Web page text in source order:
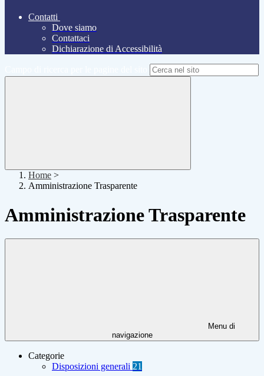
Contatti
Dove siamo
Contattaci
Dichiarazione di Accessibilità
Home >
Amministrazione Trasparente
Amministrazione Trasparente
Menu di
navigazione
Categorie
Disposizioni generali 21